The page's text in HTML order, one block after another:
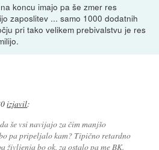
koncu imajo pa še zmer res
zaposlitev ... samo 1000 dodatnih
pri tako velikem prebivalstvu je res
izjavil:
še vsi navijajo za čim manjšo
pa pripeljalo kam? Tipično retardno
življenja bo ok, za ostalo pa me BK.